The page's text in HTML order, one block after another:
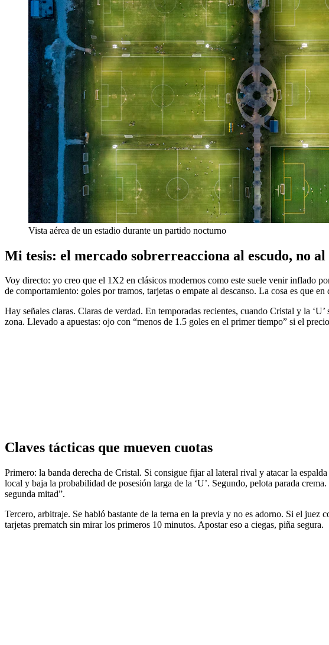
Vista aérea de un estadio durante un partido nocturno
Mi tesis: el mercado sobrerreacciona al escudo, no al
Voy directo: yo creo que el 1X2 en clásicos modernos como este suele venir inflado
de comportamiento: goles por tramos, tarjetas o empate al descanso. La cosa es que
Hay señales claras. Claras de verdad. En temporadas recientes, cuando Cristal y la
zona. Llevado a apuestas: ojo con “menos de 1.5 goles en el primer tiempo” si el
Claves tácticas que mueven cuotas
Primero: la banda derecha de Cristal. Si consigue fijar al lateral rival y atacar la
local y baja la probabilidad de posesión larga de la ‘U’. Segundo, pelota parada
segunda mitad”.
Tercero, arbitraje. Se habló bastante de la terna en la previa y no es adorno. Si el
tarjetas prematch sin mirar los primeros 10 minutos. Apostar eso a ciegas, piña segura.